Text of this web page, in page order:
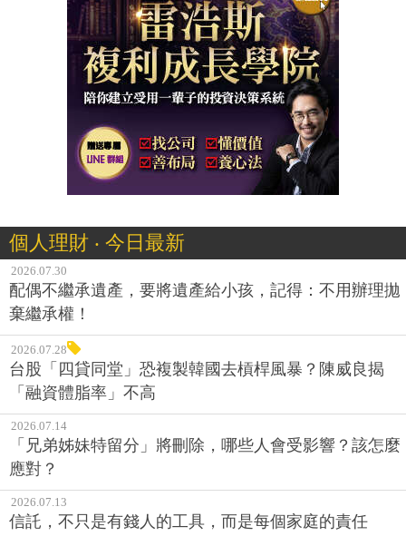
個人理財 ‧ 今日最新
2026.07.30
配偶不繼承遺產，要將遺產給小孩，記得：不用辦理拋
棄繼承權！
2026.07.28
台股「四貸同堂」恐複製韓國去槓桿風暴？陳威良揭
「融資體脂率」不高
2026.07.14
「兄弟姊妹特留分」將刪除，哪些人會受影響？該怎麼
應對？
2026.07.13
信託，不只是有錢人的工具，而是每個家庭的責任